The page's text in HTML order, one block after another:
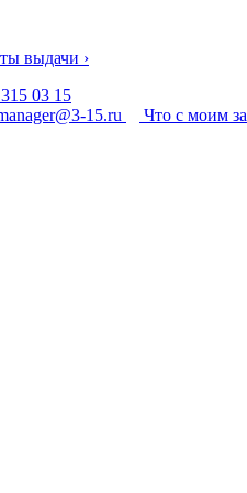
выдачи ›
03 15
15.ru
Что с моим